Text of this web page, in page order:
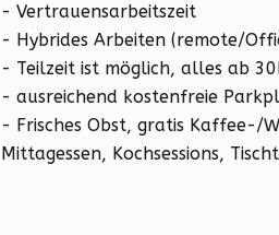
- Vertrauensarbeitszeit
- Hybrides Arbeiten (remote/
- Teilzeit ist möglich, alles ab
- ausreichend kostenfreie
- Frisches Obst, gratis Kaffee-/
Mittagessen, Kochsessions,